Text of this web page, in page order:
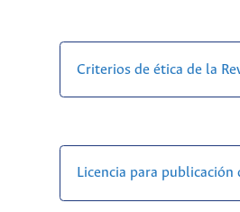
Criterios de ética de la
Licencia para publicación